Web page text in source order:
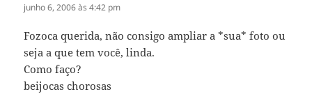
junho 6, 2006 às 4:42 pm
Fozoca querida, não consigo ampliar a *sua* foto ou
seja a que tem você, linda.
Como faço?
beijocas chorosas